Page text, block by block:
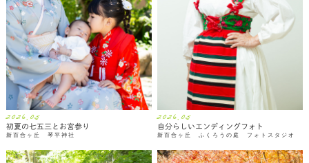
2026.05
初夏の七五三とお宮参り
新百合ヶ丘 琴平神社
2026.05
自分らしいエンディングフォト
新百合ヶ丘 ふくろうの庭 フォトスタジオ